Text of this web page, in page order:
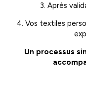
3. Après
4. Vos textiles
Un processus